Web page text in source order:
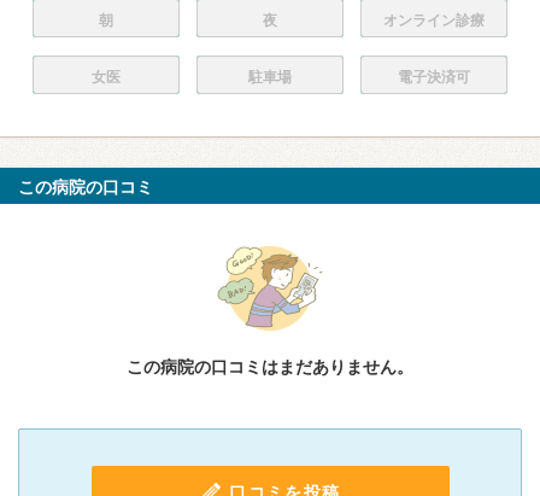
朝 夜 オンライン診療
女医 駐車場 電子決済可
この病院の口コミ
この病院の口コミはまだありません。